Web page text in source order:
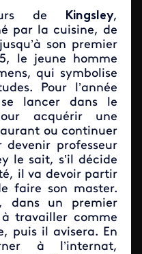
de Kingsley,
par la cuisine, de
son premier
le jeune homme
qui symbolise
Pour l’année
lancer dans le
acquérir une
ou continuer
devenir professeur
le sait, s’il décide
il va devoir partir
faire son master.
dans un premier
travailler comme
puis il avisera. En
à l’internat,